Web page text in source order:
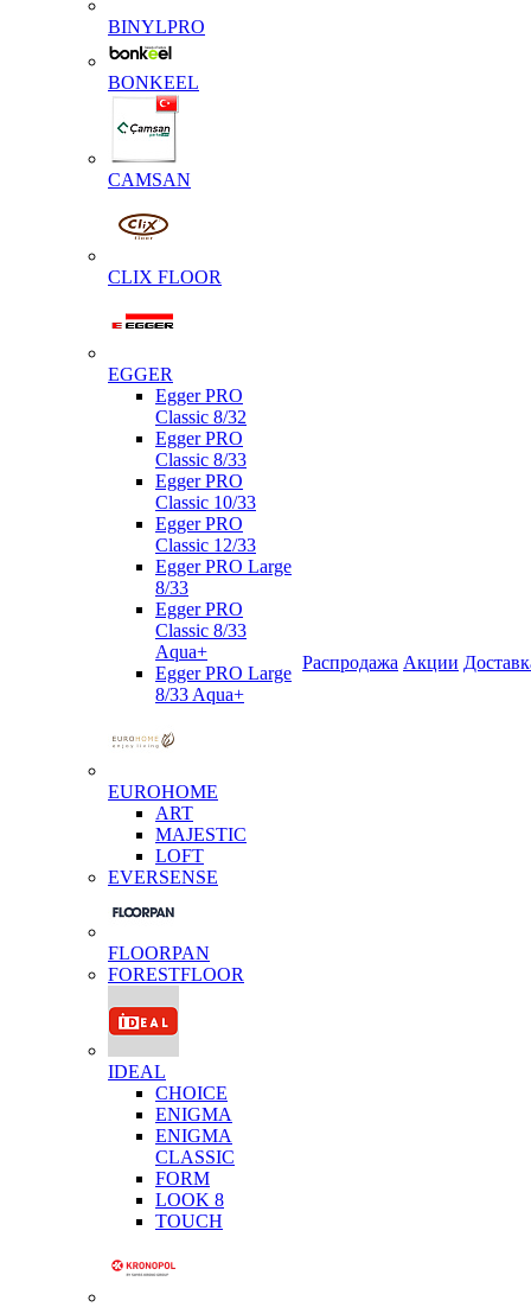
BINYLPRO
BONKEEL
CAMSAN
CLIX FLOOR
EGGER
Egger PRO
Classic 8/32
Egger PRO
Classic 8/33
Egger PRO
Classic 10/33
Egger PRO
Classic 12/33
Egger PRO Large
8/33
Egger PRO
Classic 8/33
Aqua+
Egger PRO Large
8/33 Aqua+
EUROHOME
ART
MAJESTIC
LOFT
EVERSENSE
FLOORPAN
FORESTFLOOR
IDEAL
CHOICE
ENIGMA
ENIGMA
CLASSIC
FORM
LOOK 8
TOUCH
Распродажа Акции